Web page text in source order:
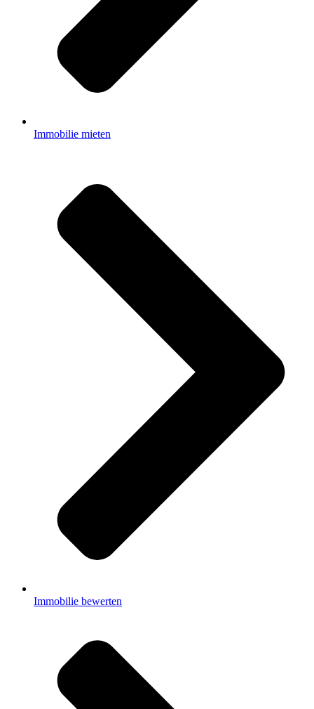
Immobilie mieten
Immobilie bewerten